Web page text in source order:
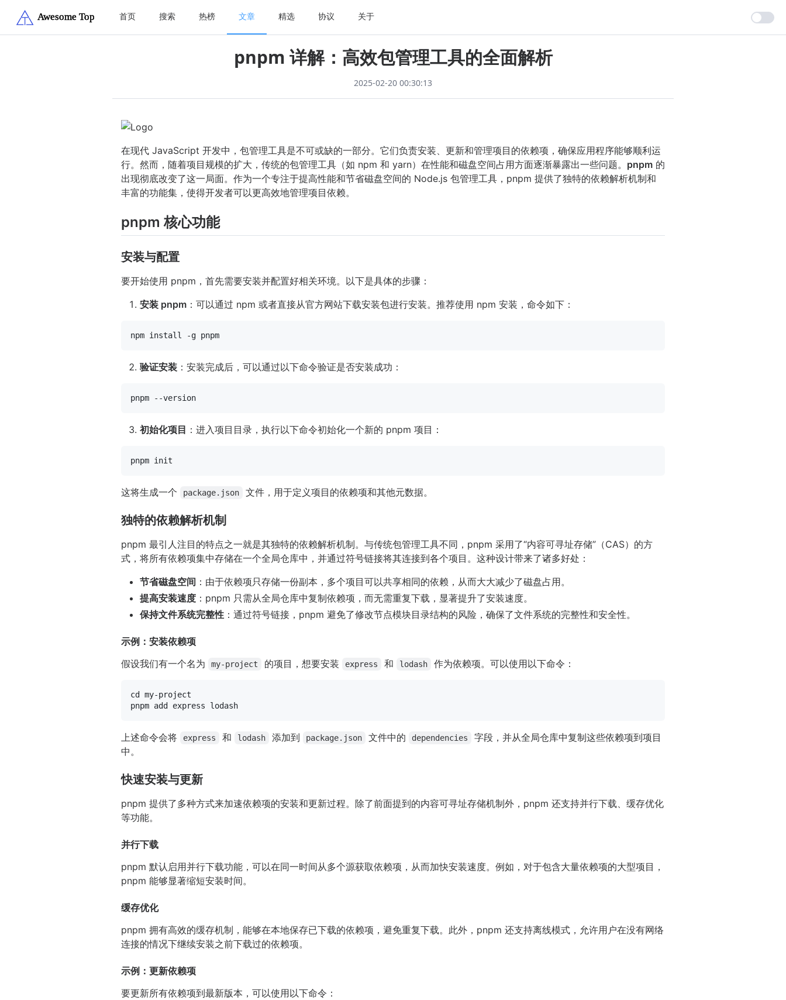
首页 搜索 热榜 文章 精选 协议 关于
pnpm 详解：高效包管理工具的全面解析
2025-02-20 00:30:13
在现代 JavaScript 开发中，包管理工具是不可或缺的一部分。它们负责安装、更新和管理项目的依赖项，确保应用程序能够顺利运
行。然而，随着项目规模的扩大，传统的包管理工具（如 npm 和 yarn）在性能和磁盘空间占用方面逐渐暴露出一些问题。 pnpm 的
出现彻底改变了这一局面。作为一个专注于提高性能和节省磁盘空间的 Node.js 包管理工具，pnpm 提供了独特的依赖解析机制和
丰富的功能集，使得开发者可以更高效地管理项目依赖。
pnpm 核心功能
安装与配置
要开始使用 pnpm，首先需要安装并配置好相关环境。以下是具体的步骤：
安装 pnpm ：可以通过 npm 或者直接从官方网站下载安装包进行安装。推荐使用 npm 安装，命令如下：
验证安装 ：安装完成后，可以通过以下命令验证是否安装成功：
初始化项目 ：进入项目目录，执行以下命令初始化一个新的 pnpm 项目：
这将生成一个 package.json 文件，用于定义项目的依赖项和其他元数据。
独特的依赖解析机制
pnpm 最引人注目的特点之一就是其独特的依赖解析机制。与传统包管理工具不同，pnpm 采用了“内容可寻址存储”（CAS）的方
式，将所有依赖项集中存储在一个全局仓库中，并通过符号链接将其连接到各个项目。这种设计带来了诸多好处：
节省磁盘空间 ：由于依赖项只存储一份副本，多个项目可以共享相同的依赖，从而大大减少了磁盘占用。
提高安装速度 ：pnpm 只需从全局仓库中复制依赖项，而无需重复下载，显著提升了安装速度。
保持文件系统完整性 ：通过符号链接，pnpm 避免了修改节点模块目录结构的风险，确保了文件系统的完整性和安全性。
示例：安装依赖项
假设我们有一个名为
my-project 的项目，想要安装 express 和 lodash 作为依赖项。可以使用以下命令：
cd
my-project
上述命令会将 express 和 lodash 添加到 package.json 文件中的 dependencies
字段，并从全局仓库中复制这些依赖项到项目
中。
快速安装与更新
pnpm 提供了多种方式来加速依赖项的安装和更新过程。除了前面提到的内容可寻址存储机制外，pnpm 还支持并行下载、缓存优化
等功能。
并行下载
pnpm 默认启用并行下载功能，可以在同一时间从多个源获取依赖项，从而加快安装速度。例如，对于包含大量依赖项的大型项目，
pnpm 能够显著缩短安装时间。
缓存优化
pnpm 拥有高效的缓存机制，能够在本地保存已下载的依赖项，避免重复下载。此外，pnpm 还支持离线模式，允许用户在没有网络
连接的情况下继续安装之前下载过的依赖项。
示例：更新依赖项
要更新所有依赖项到最新版本，可以使用以下命令：